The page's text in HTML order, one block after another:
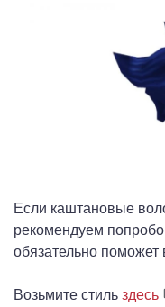
Если каштановые
рекомендуем
обязательно
Возьмите стильздесь